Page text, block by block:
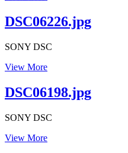
DSC06226.jpg
SONY DSC
View MoreDSC06226.jpg
DSC06198.jpg
SONY DSC
View MoreDSC06198.jpg